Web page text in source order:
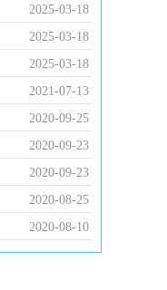
2025-03-18
2025-03-18
2025-03-18
2021-07-13
2020-09-25
2020-09-23
2020-09-23
2020-08-25
2020-08-10